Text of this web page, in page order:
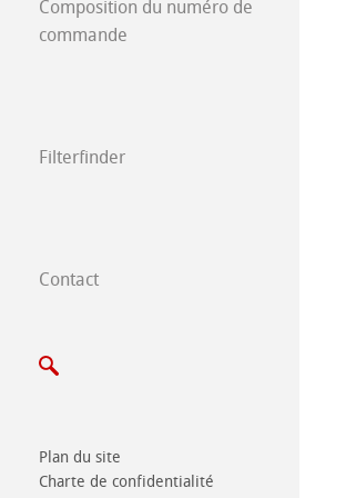
Composition du numéro de
commande
Filterfinder
Contact
Plan du site
Charte de confidentialité